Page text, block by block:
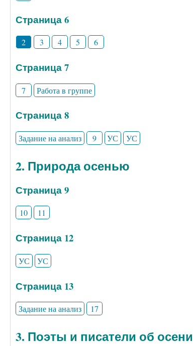
Страница 6
2 3 4 5 6
Страница 7
7 Работа в группе
Страница 8
Задание на анализ 9 УС УС
2. Природа осенью
Страница 9
10 11
Страница 12
УС УС
Страница 13
Задание на анализ 17
3. Поэты и писатели об осени